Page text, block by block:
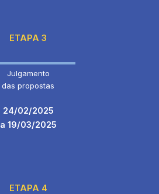
ETAPA 3
Julgamento
das propostas
24/02/2025
a 19/03/2025
ETAPA 4